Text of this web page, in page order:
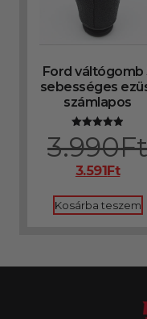
Ford váltógomb
sebességes
számlapos
Értékelés:
4.90
/ 5
3.990Ft
3.591Ft
Kosárba teszem